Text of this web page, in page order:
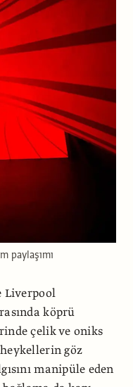
paylaşımı
Liverpool
köprü
çelik ve oniks
göz
manipüle eden